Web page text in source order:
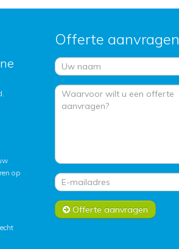
op
Offerte aanvragen
Offerte aanvragen